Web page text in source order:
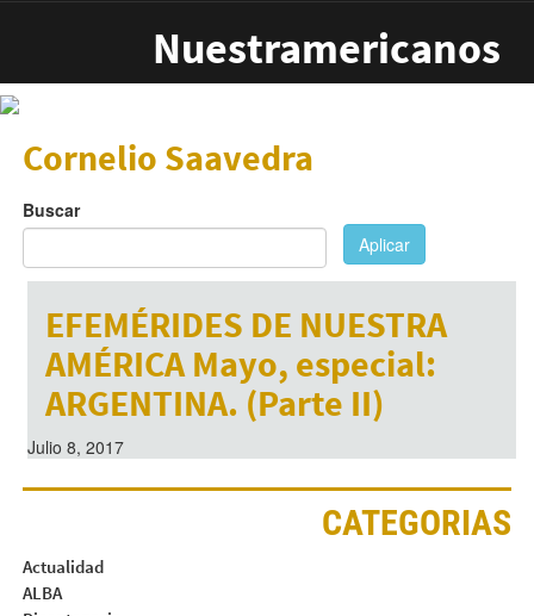
Nuestramericanos
Cornelio Saavedra
Buscar
Aplicar
EFEMÉRIDES DE NUESTRA
AMÉRICA Mayo, especial:
ARGENTINA. (Parte II)
Julio 8, 2017
CATEGORIAS
Actualidad
ALBA